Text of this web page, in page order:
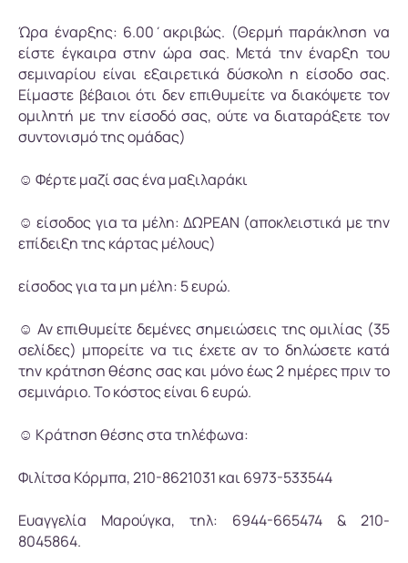
Ώρα έναρξης: 6.00΄ακριβώς. (Θερμή παράκληση να
είστε έγκαιρα στην ώρα σας. Μετά την έναρξη του
σεμιναρίου είναι εξαιρετικά δύσκολη η είσοδο σας.
Είμαστε βέβαιοι ότι δεν επιθυμείτε να διακόψετε τον
ομιλητή με την είσοδό σας, ούτε να διαταράξετε τον
συντονισμό της ομάδας)
☺ Φέρτε μαζί σας ένα μαξιλαράκι
☺ είσοδος για τα μέλη: ΔΩΡΕΑΝ (αποκλειστικά με την
επίδειξη της κάρτας μέλους)
είσοδος για τα μη μέλη: 5 ευρώ.
☺ Αν επιθυμείτε δεμένες σημειώσεις της ομιλίας (35
σελίδες) μπορείτε να τις έχετε αν το δηλώσετε κατά
την κράτηση θέσης σας και μόνο έως 2 ημέρες πριν το
σεμινάριο. Το κόστος είναι 6 ευρώ.
☺ Κράτηση θέσης στα τηλέφωνα:
Φιλίτσα Κόρμπα, 210-8621031 και 6973-533544
Ευαγγελία Μαρούγκα, τηλ: 6944-665474 & 210-
8045864.